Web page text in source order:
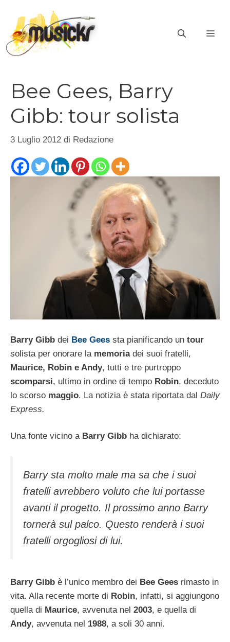
contenuto
Bee Gees, Barry
Gibb: tour solista
3 Luglio 2012 di Redazione
Barry Gibb dei Bee Gees sta pianificando un tour
solista per onorare la memoriadei suoi fratelli,
Maurice, Robin e Andy, tutti e tre purtroppo
scomparsi, ultimo in ordine di tempo Robin, deceduto
lo scorso maggio. La notizia è stata riportata dal Daily
Express.
Una fonte vicino a Barry Gibb ha dichiarato:
Barry sta molto male ma sa che i suoi
fratelli avrebbero voluto che lui portasse
avanti il progetto. Il prossimo anno Barry
tornerà sul palco. Questo renderà i suoi
fratelli orgogliosi di lui.
Barry Gibb è l’unico membro dei Bee Gees rimasto in
vita. Alla recente morte di Robin, infatti, si aggiungono
quella di Maurice, avvenuta nel 2003, e quella di
Andy, avvenuta nel 1988, a soli 30 anni.